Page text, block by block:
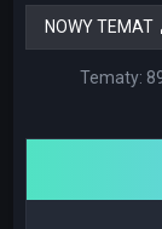
NOWY TEMAT
Tematy: